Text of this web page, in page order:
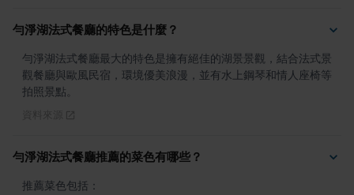
勻淨湖法式餐廳的特色是什麼？
勻淨湖法式餐廳最大的特色是擁有絕佳的湖景景觀，結合法式景
觀餐廳與歐風民宿，環境優美浪漫，並有水上鋼琴和情人座椅等
拍照景點。
勻淨湖法式餐廳推薦的菜色有哪些？